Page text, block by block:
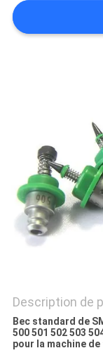
NOUVELLES
CARTE
DU
SITE
POLITIQUE
Description de
Bec standard de
500 501 502 503
pour la machine